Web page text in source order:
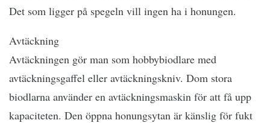
Det som ligger på spegeln vill ingen ha i honungen.
Avtäckning
Avtäckningen gör man som hobbybiodlare med
avtäckningsgaffel eller avtäckningskniv. Dom stora
biodlarna använder en avtäckningsmaskin för att få upp
kapaciteten. Den öppna honungsytan är känslig för fukt